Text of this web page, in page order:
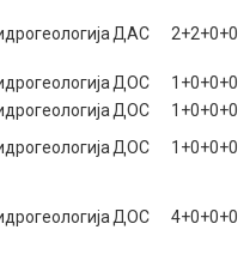
ДАС 2+2+0+0
ДОС
1+0+0+0
ДОС
1+0+0+0
ДОС
1+0+0+0
ДОС 4+0+0+0